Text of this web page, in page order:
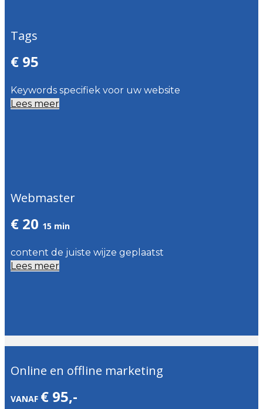
Tags
€ 95
Keywords specifiek voor uw website
Lees meer
Webmaster
€ 20 15 min
content de juiste wijze geplaatst
Lees meer
Online en offline marketing
VANAF € 95,-